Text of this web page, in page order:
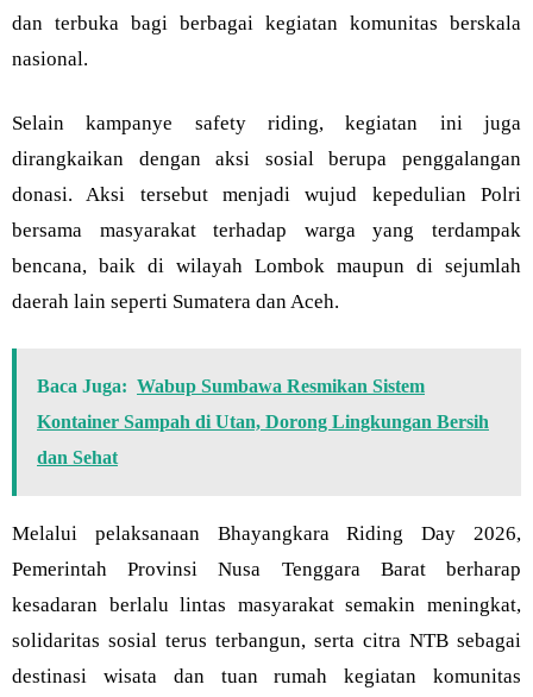
dan terbuka bagi berbagai kegiatan komunitas berskala
nasional.
Selain kampanye safety riding, kegiatan ini juga
dirangkaikan dengan aksi sosial berupa penggalangan
donasi. Aksi tersebut menjadi wujud kepedulian Polri
bersama masyarakat terhadap warga yang terdampak
bencana, baik di wilayah Lombok maupun di sejumlah
daerah lain seperti Sumatera dan Aceh.
Baca Juga: Wabup Sumbawa Resmikan Sistem
Kontainer Sampah di Utan, Dorong Lingkungan Bersih
dan Sehat
Melalui pelaksanaan Bhayangkara Riding Day 2026,
Pemerintah Provinsi Nusa Tenggara Barat berharap
kesadaran berlalu lintas masyarakat semakin meningkat,
solidaritas sosial terus terbangun, serta citra NTB sebagai
destinasi wisata dan tuan rumah kegiatan komunitas